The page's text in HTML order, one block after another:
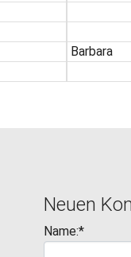
Barbara
Neuen
Name:*